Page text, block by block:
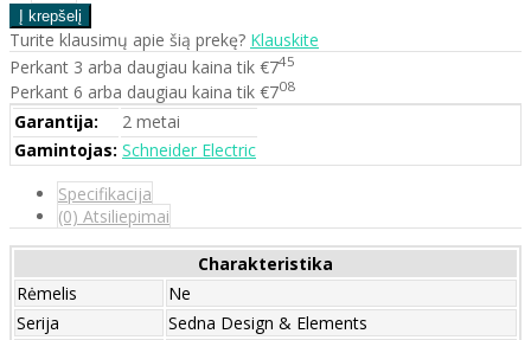
Turite klausimų apie šią prekę? Klauskite
Perkant 3 arba daugiau kaina tik €745
Perkant 6 arba daugiau kaina tik €708
Garantija:
2 metai
Gamintojas: Schneider Electric
Specifikacija
(0) Atsiliepimai
Charakteristika
Rėmelis
Ne
Serija
Sedna Design & Elements